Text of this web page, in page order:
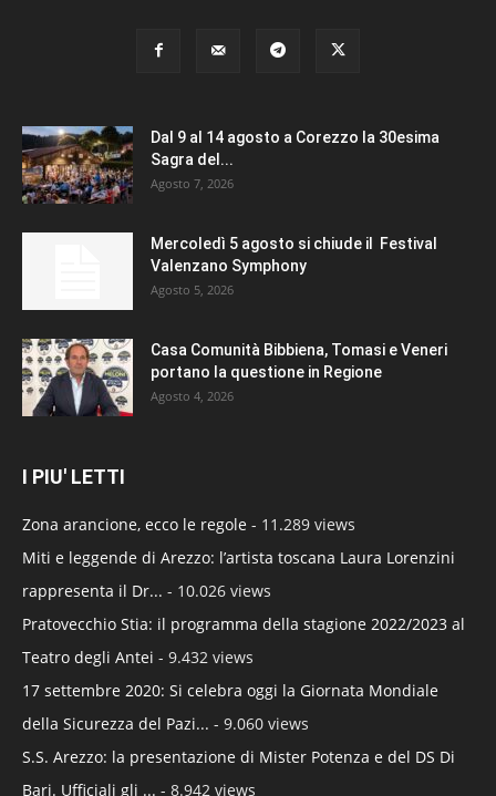
Dal 9 al 14 agosto a Corezzo la 30esima
Sagra del...
Agosto 7, 2026
Mercoledì 5 agosto si chiude il Festival
Valenzano Symphony
Agosto 5, 2026
Casa Comunità Bibbiena, Tomasi e Veneri
portano la questione in Regione
Agosto 4, 2026
I PIU' LETTI
Zona arancione, ecco le regole - 11.289 views
Miti e leggende di Arezzo: l’artista toscana Laura Lorenzini
rappresenta il Dr... - 10.026 views
Pratovecchio Stia: il programma della stagione 2022/2023 al
Teatro degli Antei - 9.432 views
17 settembre 2020: Si celebra oggi la Giornata Mondiale
della Sicurezza del Pazi... - 9.060 views
S.S. Arezzo: la presentazione di Mister Potenza e del DS Di
Bari. Ufficiali gli ... - 8.942 views